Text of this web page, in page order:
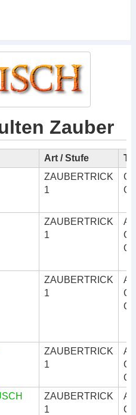
Zauber
Art / Stufe
ZAUBERTRICK
1
ZAUBERTRICK
1
ZAUBERTRICK
1
ZAUBERTRICK
1
ZAUBERTRICK
1